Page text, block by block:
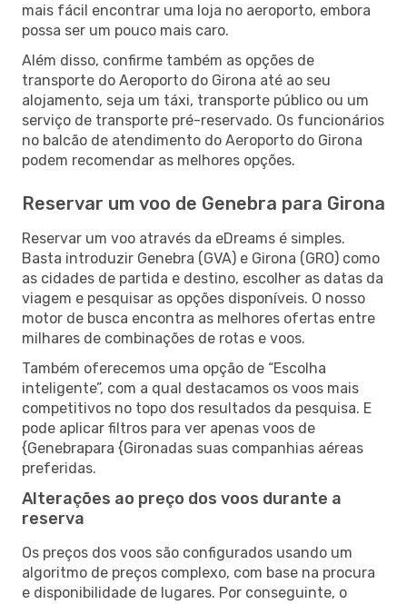
mais fácil encontrar uma loja no aeroporto, embora
possa ser um pouco mais caro.
Além disso, confirme também as opções de
transporte do Aeroporto do Girona até ao seu
alojamento, seja um táxi, transporte público ou um
serviço de transporte pré-reservado. Os funcionários
no balcão de atendimento do Aeroporto do Girona
podem recomendar as melhores opções.
Reservar um voo de Genebra para Girona
Reservar um voo através da eDreams é simples.
Basta introduzir Genebra (GVA) e Girona (GRO) como
as cidades de partida e destino, escolher as datas da
viagem e pesquisar as opções disponíveis. O nosso
motor de busca encontra as melhores ofertas entre
milhares de combinações de rotas e voos.
Também oferecemos uma opção de “Escolha
inteligente”, com a qual destacamos os voos mais
competitivos no topo dos resultados da pesquisa. E
pode aplicar filtros para ver apenas voos de
{Genebrapara {Gironadas suas companhias aéreas
preferidas.
Alterações ao preço dos voos durante a
reserva
Os preços dos voos são configurados usando um
algoritmo de preços complexo, com base na procura
e disponibilidade de lugares. Por conseguinte, o